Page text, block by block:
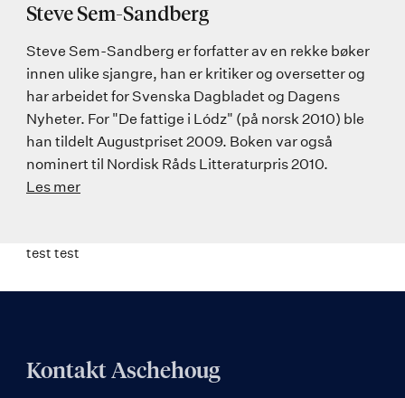
Steve Sem-Sandberg
Steve Sem-Sandberg er forfatter av en rekke bøker
innen ulike sjangre, han er kritiker og oversetter og
har arbeidet for Svenska Dagbladet og Dagens
Nyheter. For "De fattige i Lódz" (på norsk 2010) ble
han tildelt Augustpriset 2009. Boken var også
nominert til Nordisk Råds Litteraturpris 2010.
Les mer
test test
Kontakt Aschehoug